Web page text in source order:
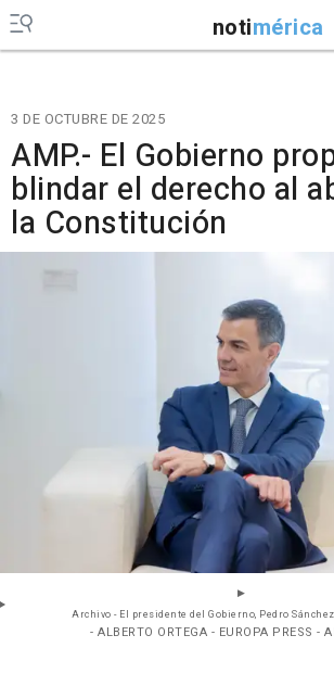
notimérica
3 DE OCTUBRE DE 2025
AMP.- El Gobierno
blindar el derecho al
la Constitución
Archivo - El presidente del Gobierno, Pedro
- ALBERTO ORTEGA - EUROPA PRESS -